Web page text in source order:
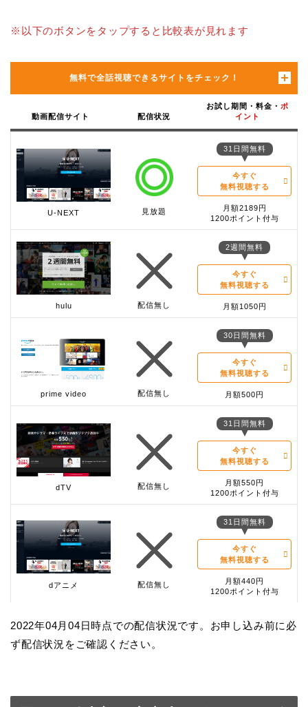
※以下のボタンをタップすると比較表が見れます
無料で全話視聴できるサイトをチェック！
動画配信サイト 配信状況
お試し期間・料金・ ポ
イント
U-NEXT 見放題
31日間無料
今すぐ
無料視聴する
月額2189円
1200ポイント付与
hulu 配信無し
2週間無料
今すぐ
無料視聴する
月額1050円
prime video 配信無し
30日間無料
今すぐ
無料視聴する
月額500円
dTV 配信無し
31日間無料
今すぐ
無料視聴する
月額550円
1200ポイント付与
dアニメ 配信無し
31日間無料
今すぐ
無料視聴する
月額440円
1200ポイント付与
2022年04月04日時点での配信状況です。お申し込み前に必
ず配信状況をご確認ください。